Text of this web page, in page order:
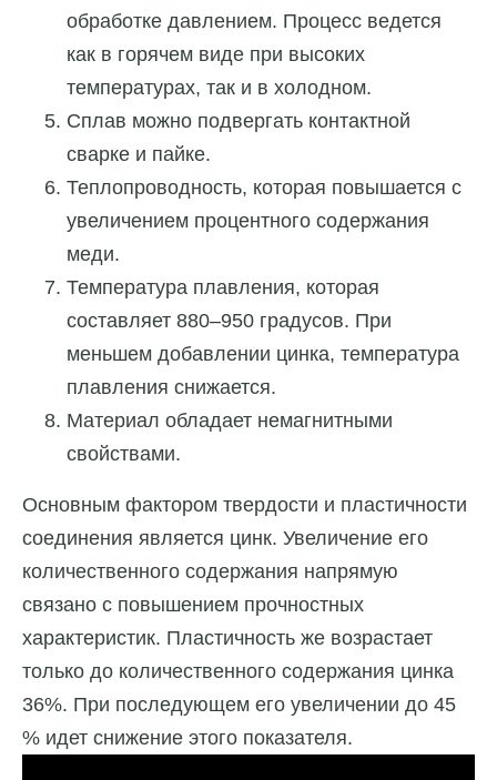
обработке давлением. Процесс ведется
как в горячем виде при высоких
температурах, так и в холодном.
Сплав можно подвергать контактной
сварке и пайке.
Теплопроводность, которая повышается с
увеличением процентного содержания
меди.
Температура плавления, которая
составляет 880–950 градусов. При
меньшем добавлении цинка, температура
плавления снижается.
Материал обладает немагнитными
свойствами.
Основным фактором твердости и пластичности
соединения является цинк. Увеличение его
количественного содержания напрямую
связано с повышением прочностных
характеристик. Пластичность же возрастает
только до количественного содержания цинка
36%. При последующем его увеличении до 45
% идет снижение этого показателя.